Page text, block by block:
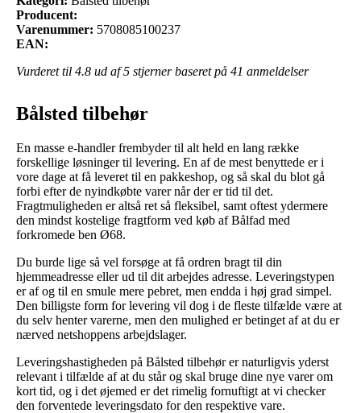
Producent:
Varenummer: 5708085100237
EAN:
Vurderet til 4.8 ud af 5 stjerner baseret på 41 anmeldelser
Bålsted tilbehør
En masse e-handler frembyder til alt held en lang række
forskellige løsninger til levering. En af de mest benyttede er i
vore dage at få leveret til en pakkeshop, og så skal du blot gå
forbi efter de nyindkøbte varer når der er tid til det.
Fragtmuligheden er altså ret så fleksibel, samt oftest ydermere
den mindst kostelige fragtform ved køb af Bålfad med
forkromede ben Ø68.
Du burde lige så vel forsøge at få ordren bragt til din
hjemmeadresse eller ud til dit arbejdes adresse. Leveringstypen
er af og til en smule mere pebret, men endda i høj grad simpel.
Den billigste form for levering vil dog i de fleste tilfælde være at
du selv henter varerne, men den mulighed er betinget af at du er
nærved netshoppens arbejdslager.
Leveringshastigheden på Bålsted tilbehør er naturligvis yderst
relevant i tilfælde af at du står og skal bruge dine nye varer om
kort tid, og i det øjemed er det rimelig fornuftigt at vi checker
den forventede leveringsdato for den respektive vare.